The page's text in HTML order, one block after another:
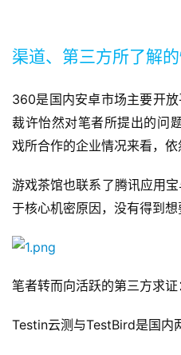
渠道、第三方所了解
360是国内安卓市场主要开放
裁许怡然对笔者所提出的问
戏所合作的企业情况来看，
游戏茶馆也联系了腾讯应用
于核心机密原因，没有得到想
笔者转而向活跃的第三方求证
Testin云测与TestBird是国内